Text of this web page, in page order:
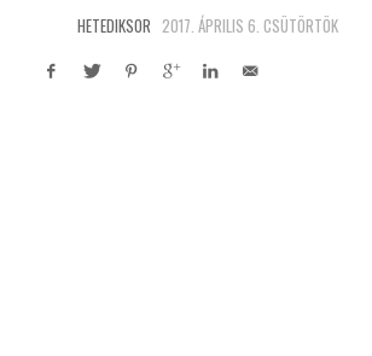
HETEDIKSOR 2017. ÁPRILIS 6. CSÜTÖRTÖK